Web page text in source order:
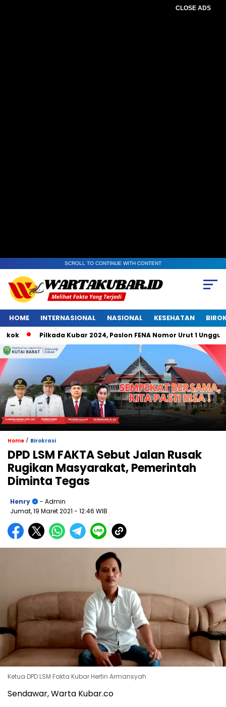
CLOSE ADS
SCROLL TO CONTINUE WITH CONTENT
HOME INTERNASIONAL NASIONAL KESEHATAN
Pilkada Kubar 2024, Paslon FENA Nomor Urut 1 Unggul di
Home / Birokrasi
DPD LSM FAKTA Sebut Jalan Rusak
Rugikan Masyarakat, Pemerintah
Diminta Tegas
Henry
- Admin
Jumat, 19 Maret 2021 - 12:46 WIB
Ketua DPD LSM Fakta Kubar Hertin Armansyah
Sendawar, Warta Kubar.co